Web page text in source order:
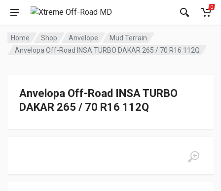
0
Home Shop Anvelope
Mud Terrain
Anvelopa Off-Road INSA TURBO DAKAR 265 / 70 R16 112Q
Anvelopa Off-Road INSA TURBO
DAKAR 265 / 70 R16 112Q